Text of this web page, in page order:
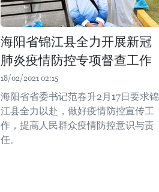
海阳省锦江县全力开展新冠
肺炎疫情防控专项督查工作
18/02/2021 02:15
海阳省省委书记范春升2月17日要求锦
江县全力以赴，做好疫情防控宣传工
作，提高人民群众疫情防控意识与责
任。